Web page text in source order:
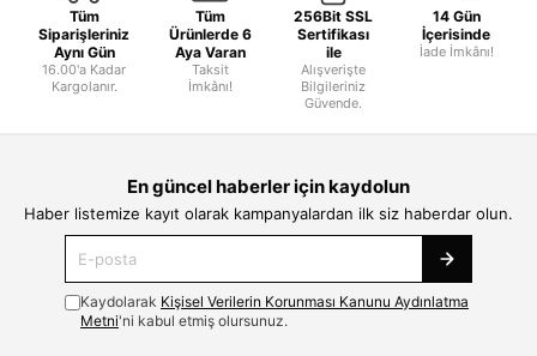
Tüm
Siparişleriniz
Aynı Gün
16.00'a Kadar
Kargolanır.
Tüm
Ürünlerde 6
Aya Varan
Taksit
İmkânı!
256Bit SSL
Sertifikası
ile
Alışverişte
Bilgileriniz
Güvende.
14 Gün
İçerisinde
İade İmkânı!
En güncel haberler için kaydolun
Haber listemize kayıt olarak kampanyalardan ilk siz haberdar olun.
Kaydolarak Kişisel Verilerin Korunması Kanunu Aydınlatma
Metni'ni kabul etmiş olursunuz.